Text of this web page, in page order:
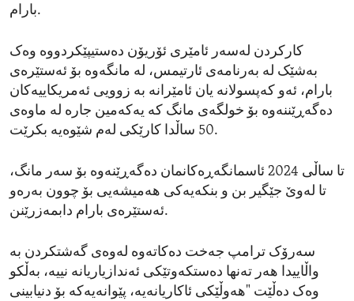
بارام.
کارکردن لەسەر ئامێری ئۆریۆن دەستیپێکردووە وەک
بەشێک لە بەرنامەی ئارتیمس، لە مانگەوە بۆ ئەستێرەی
بارام، ئەو کەپسولانە یان ئامێرانە بە زوویی ئەمریکاییەکان
دەگەڕێننەوە بۆ خولگەی مانگ کە یەکەمین جارە لە ماوەی
50 ساڵدا کارێکی لەم شێوەیە بکرێت.
تا ساڵی 2024 ئاسمانگەڕەکانمان دەگەڕێنەوە بۆ سەر مانگ،
تا لەوێ جێگیر بن و بنکەیەکی هەمیشەیی بۆ چوون بەرەو
ئەستێرەی بارام دابمەزرێنن.
سەرۆک ترامپ جەخت دەکاتەوە لەوەی گەشتکردن بە
واڵاییدا هەر تەنها دەستکەوتێکی ئەندازیاریانە نییە، بەڵکو
وەک دەڵێت "هەوڵێکی ئاکاریانەیە، پێوانەیەکە بۆ دنیابینی